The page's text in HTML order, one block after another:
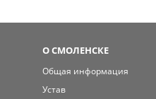
О СМОЛЕНСКЕ
Общая информация
Устав